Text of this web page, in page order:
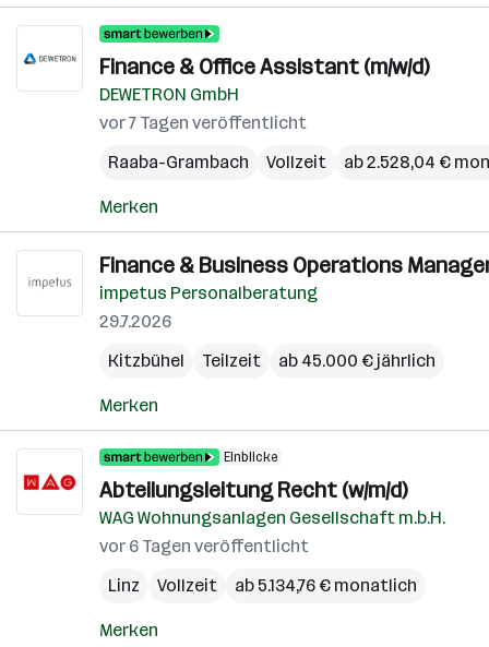
Finance & Office Assistant (m/w/d)
DEWETRON GmbH
vor 7 Tagen veröffentlicht
Raaba-Grambach
Vollzeit ab 2.528,04 €
Merken
Finance & Business Operations
impetus Personalberatung
29.7.2026
Kitzbühel
Teilzeit ab 45.000 € jährlich
Merken
Einblicke
Abteilungsleitung Recht (w/m/d)
WAG Wohnungsanlagen Gesellschaft m.b.H.
vor 6 Tagen veröffentlicht
Linz
Vollzeit ab 5.134,76 € monatlich
Merken